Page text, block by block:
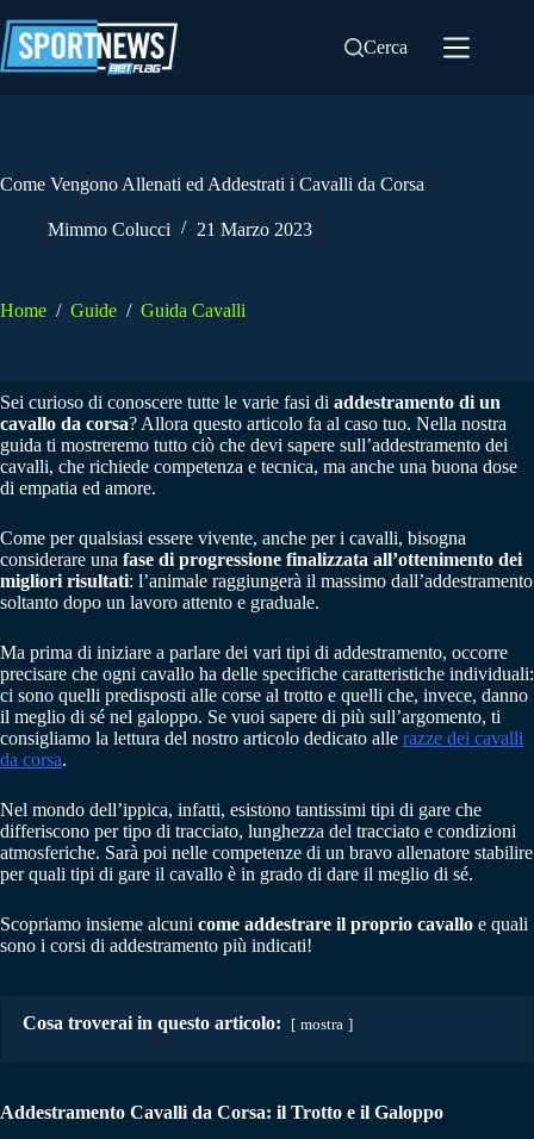
al
contenuto
Cerca
Come Vengono Allenati ed Addestrati i Cavalli da Corsa
Mimmo Colucci 21 Marzo 2023
Home / Guide / Guida Cavalli
Sei curioso di conoscere tutte le varie fasi di addestramento di un
cavallo da corsa? Allora questo articolo fa al caso tuo. Nella nostra
guida ti mostreremo tutto ciò che devi sapere sull’addestramento dei
cavalli, che richiede competenza e tecnica, ma anche una buona dose
di empatia ed amore.
Come per qualsiasi essere vivente, anche per i cavalli, bisogna
considerare una fase di progressione finalizzata all’ottenimento dei
migliori risultati: l’animale raggiungerà il massimo dall’addestramento
soltanto dopo un lavoro attento e graduale.
Ma prima di iniziare a parlare dei vari tipi di addestramento, occorre
precisare che ogni cavallo ha delle specifiche caratteristiche individuali:
ci sono quelli predisposti alle corse al trotto e quelli che, invece, danno
il meglio di sé nel galoppo. Se vuoi sapere di più sull’argomento, ti
consigliamo la lettura del nostro articolo dedicato alle razze dei cavalli
da corsa.
Nel mondo dell’ippica, infatti, esistono tantissimi tipi di gare che
differiscono per tipo di tracciato, lunghezza del tracciato e condizioni
atmosferiche. Sarà poi nelle competenze di un bravo allenatore stabilire
per quali tipi di gare il cavallo è in grado di dare il meglio di sé.
Scopriamo insieme alcuni come addestrare il proprio cavallo e quali
sono i corsi di addestramento più indicati!
Cosa troverai in questo articolo: mostra
Addestramento Cavalli da Corsa: il Trotto e il Galoppo